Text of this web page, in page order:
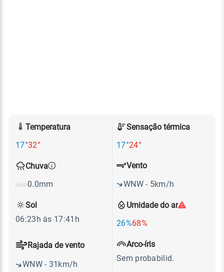
Temperatura
17°32°
Sensação térmica
17°24°
Chuva
0.0mm
Umidade do ar
26%68%
Vento
WNW - 5km/h
Rajada de vento
WNW - 31km/h
Sol
06:23h às 17:41h
Arco-íris
Sem probabilid.